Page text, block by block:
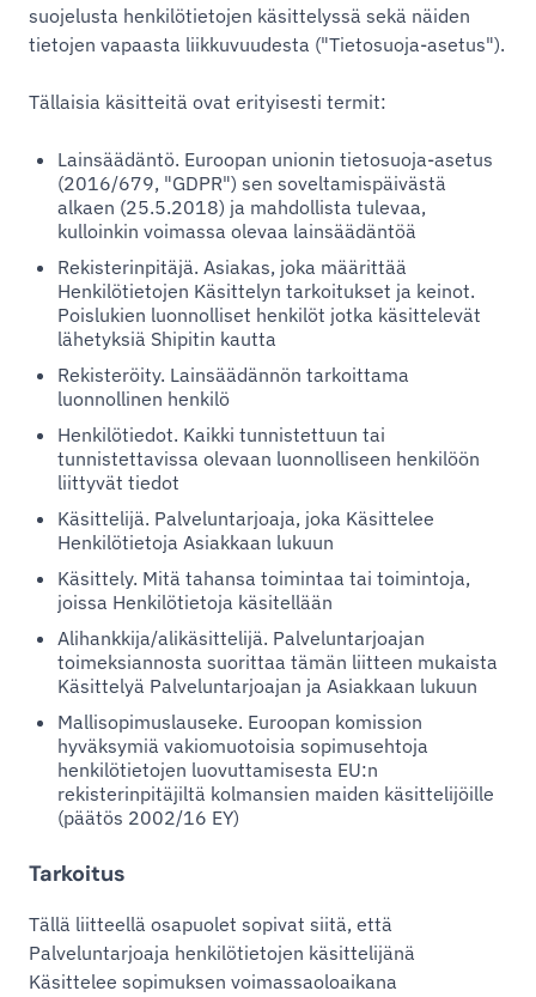
suojelusta henkilötietojen käsittelyssä sekä näiden
tietojen vapaasta liikkuvuudesta ("Tietosuoja-asetus").
Tällaisia käsitteitä ovat erityisesti termit:
Lainsäädäntö. Euroopan unionin tietosuoja-asetus
(2016/679, "GDPR") sen soveltamispäivästä
alkaen (25.5.2018) ja mahdollista tulevaa,
kulloinkin voimassa olevaa lainsäädäntöä
Rekisterinpitäjä. Asiakas, joka määrittää
Henkilötietojen Käsittelyn tarkoitukset ja keinot.
Poislukien luonnolliset henkilöt jotka käsittelevät
lähetyksiä Shipitin kautta
Rekisteröity. Lainsäädännön tarkoittama
luonnollinen henkilö
Henkilötiedot. Kaikki tunnistettuun tai
tunnistettavissa olevaan luonnolliseen henkilöön
liittyvät tiedot
Käsittelijä. Palveluntarjoaja, joka Käsittelee
Henkilötietoja Asiakkaan lukuun
Käsittely. Mitä tahansa toimintaa tai toimintoja,
joissa Henkilötietoja käsitellään
Alihankkija/alikäsittelijä. Palveluntarjoajan
toimeksiannosta suorittaa tämän liitteen mukaista
Käsittelyä Palveluntarjoajan ja Asiakkaan lukuun
Mallisopimuslauseke. Euroopan komission
hyväksymiä vakiomuotoisia sopimusehtoja
henkilötietojen luovuttamisesta EU:n
rekisterinpitäjiltä kolmansien maiden käsittelijöille
(päätös 2002/16 EY)
Tarkoitus
Tällä liitteellä osapuolet sopivat siitä, että
Palveluntarjoaja henkilötietojen käsittelijänä
Käsittelee sopimuksen voimassaoloaikana